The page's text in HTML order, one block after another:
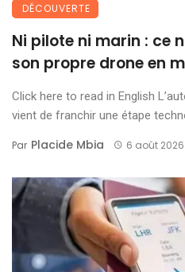
DÉCOUVERTE
Ni pilote ni marin : ce
son propre drone en
Click here to read in English
vient de franchir une étape
Par Placide Mbia 6 août 2026